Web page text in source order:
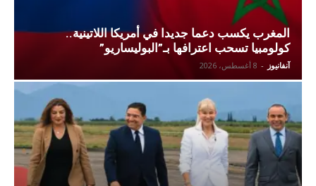
المغرب يكسب دعما جديدا في أمريكا اللاتينية..
كولومبيا تسحب اعترافها بـ”البوليساريو”
آنفانيوز - 8 أغسطس، 2026